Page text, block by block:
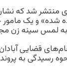
منتشر شد که
و یک مامور
به لمس سینه زن
قضایی
رسیدگی به